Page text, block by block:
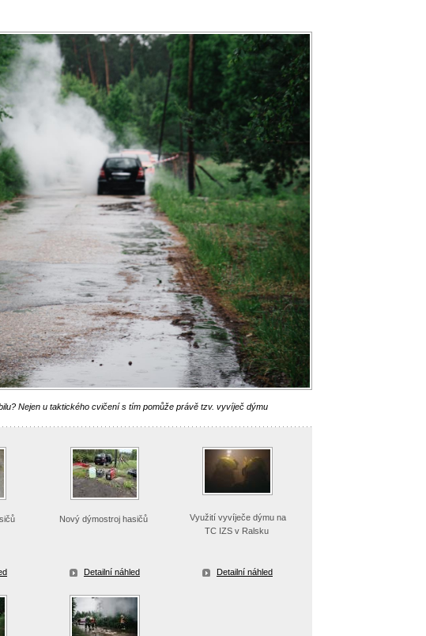
Nejen u taktického cvičení s tím pomůže právě tzv. vyvíječ dýmu
Nový dýmostroj hasičů
Detailní náhled
Využití vyvíječe dýmu na
TC IZS v Ralsku
Detailní náhled